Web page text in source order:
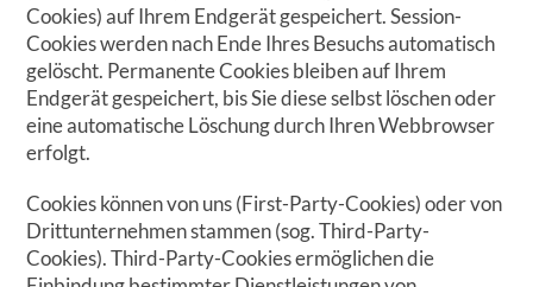
Cookies) auf Ihrem Endgerät gespeichert. Session-
Cookies werden nach Ende Ihres Besuchs automatisch
gelöscht. Permanente Cookies bleiben auf Ihrem
Endgerät gespeichert, bis Sie diese selbst löschen oder
eine automatische Löschung durch Ihren Webbrowser
erfolgt.
Cookies können von uns (First-Party-Cookies) oder von
Drittunternehmen stammen (sog. Third-Party-
Cookies). Third-Party-Cookies ermöglichen die